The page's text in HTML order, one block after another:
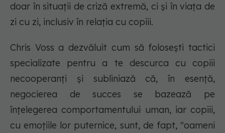
doar în situații de criză extremă, ci și în viața de
zi cu zi, inclusiv în relația cu copiii.
Chris Voss a dezvăluit cum să folosești tactici
specializate pentru a te descurca cu copiii
necooperanți și subliniază că, în esență,
negocierea de succes se bazează pe
înțelegerea comportamentului uman, iar copiii,
cu emoțiile lor puternice, sunt, de fapt, "oameni